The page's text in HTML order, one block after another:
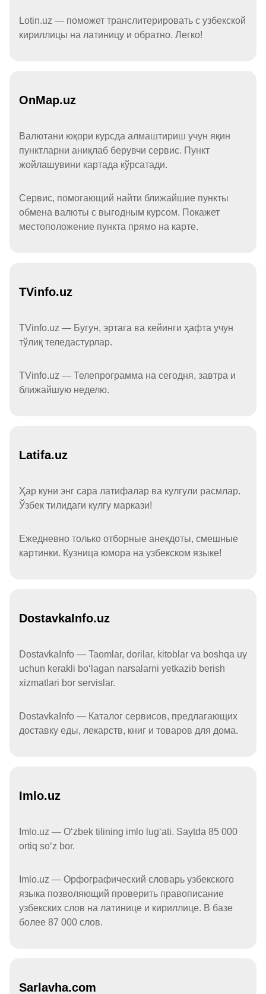
Lotin.uz — поможет транслитерировать с узбекской
кириллицы на латиницу и обратно. Легко!
OnMap.uz
Валютани юқори курсда алмаштириш учун яқин
пунктларни аниқлаб берувчи сервис. Пункт
жойлашувини картада кўрсатади.
Сервис, помогающий найти ближайшие пункты
обмена валюты с выгодным курсом. Покажет
местоположение пункта прямо на карте.
TVinfo.uz
TVinfo.uz — Бугун, эртага ва кейинги ҳафта учун
тўлиқ теледастурлар.
TVinfo.uz — Телепрограмма на сегодня, завтра и
ближайшую неделю.
Latifa.uz
Ҳар куни энг сара латифалар ва кулгули расмлар.
Ўзбек тилидаги кулгу маркази!
Ежедневно только отборные анекдоты, смешные
картинки. Кузница юмора на узбекском языке!
DostavkaInfo.uz
DostavkaInfo — Taomlar, dorilar, kitoblar va boshqa uy
uchun kerakli boʻlagan narsalarni yetkazib berish
xizmatlari bor servislar.
DostavkaInfo — Каталог сервисов, предлагающих
доставку еды, лекарств, книг и товаров для дома.
Imlo.uz
Imlo.uz — Oʻzbek tilining imlo lugʻati. Saytda 85 000
ortiq soʻz bor.
Imlo.uz — Орфографический словарь узбекского
языка позволяющий проверить правописание
узбекских слов на латинице и кириллице. В базе
более 87 000 слов.
Sarlavha.com